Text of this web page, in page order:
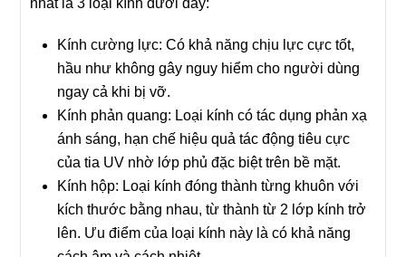
nhất là 3 loại kính dưới đây:
Kính cường lực: Có khả năng chịu lực cực tốt,
hầu như không gây nguy hiểm cho người dùng
ngay cả khi bị vỡ.
Kính phản quang: Loại kính có tác dụng phản xạ
ánh sáng, hạn chế hiệu quả tác động tiêu cực
của tia UV nhờ lớp phủ đặc biệt trên bề mặt.
Kính hộp: Loại kính đóng thành từng khuôn với
kích thước bằng nhau, từ thành từ 2 lớp kính trở
lên. Ưu điểm của loại kính này là có khả năng